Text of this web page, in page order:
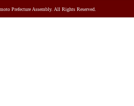
Prefecture Assembly. All Rights Reserved.